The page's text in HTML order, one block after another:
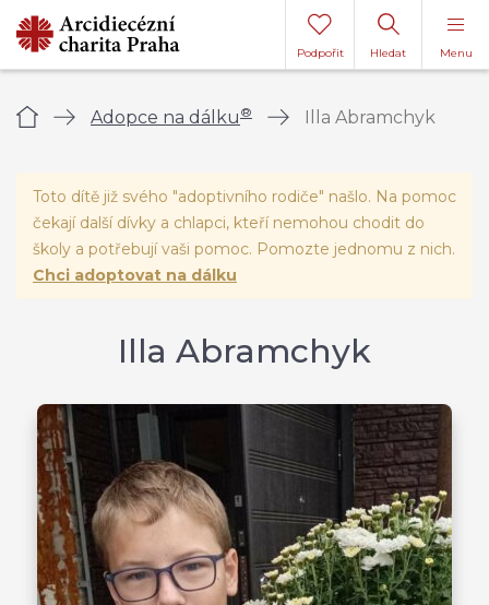
Menu
Hledat
Podpořit
Úvod Adopce na dálku ® Illa Abramchyk
Toto dítě již svého "adoptivního rodiče" našlo. Na pomoc
čekají další dívky a chlapci, kteří nemohou chodit do
školy a potřebují vaši pomoc. Pomozte jednomu z nich.
Chci adoptovat na dálku
Illa Abramchyk